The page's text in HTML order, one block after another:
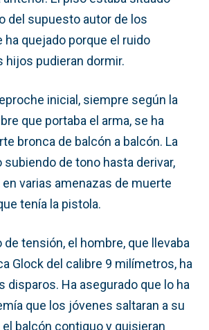
del supuesto autor de los
ha quejado porque el ruido
hijos pudieran dormir.
inicial, siempre según la
que portaba el arma, se ha
bronca de balcón a balcón. La
de tono hasta derivar,
varias amenazas de muerte
tenía la pistola.
tensión, el hombre, que llevaba
Glock del calibre 9 milímetros, ha
disparos. Ha asegurado que lo ha
que los jóvenes saltaran a su
balcón contiguo y quisieran